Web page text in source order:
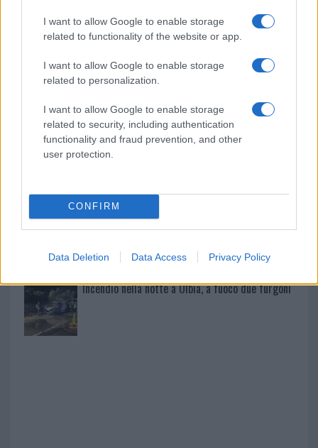
I want to allow Google to enable storage
related to functionality of the website or app.
I want to allow Google to enable storage
related to personalization.
I want to allow Google to enable storage
related to security, including authentication
functionality and fraud prevention, and other
user protection.
CONFIRM
Data Deletion Data Access Privacy Policy
Meteo Olbia 9 agosto, temperature in calo
Salmo finisce in ospedale a Catania, ma il tour
va avanti: “Sicilia, ci sono”
Giorgia Meloni a La Maddalena, la vicesindaco:
Incendio nella notte a Olbia, a fuoco due furgoni